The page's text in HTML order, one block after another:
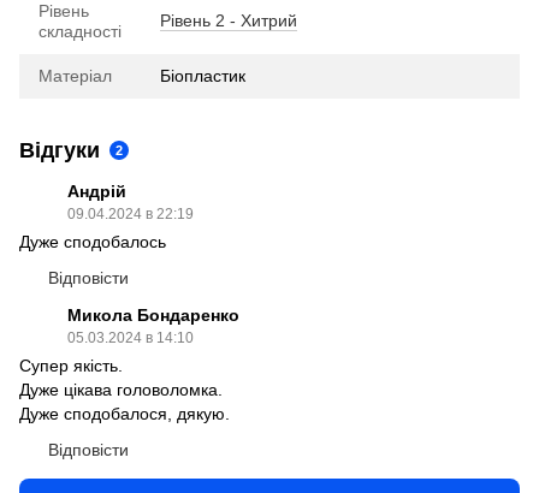
Рівень
складності
Рівень 2 - Хитрий
Матеріал Біопластик
Відгуки 2
Андрій
09.04.2024 в 22:19
Дуже сподобалось
Відповісти
Микола Бондаренко
05.03.2024 в 14:10
Супер якість.
Дуже цікава головоломка.
Дуже сподобалося, дякую.
Відповісти